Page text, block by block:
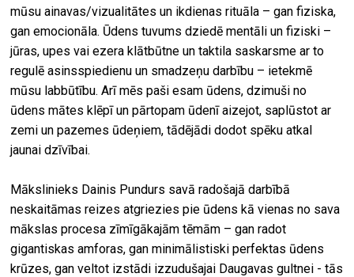
mūsu ainavas/vizualitātes un ikdienas rituāla – gan fiziska,
gan emocionāla. Ūdens tuvums dziedē mentāli un fiziski –
jūras, upes vai ezera klātbūtne un taktila saskarsme ar to
regulē asinsspiedienu un smadzeņu darbību – ietekmē
mūsu labbūtību. Arī mēs paši esam ūdens, dzimuši no
ūdens mātes klēpī un pārtopam ūdenī aizejot, saplūstot ar
zemi un pazemes ūdeņiem, tādējādi dodot spēku atkal
jaunai dzīvībai.
Mākslinieks Dainis Pundurs savā radošajā darbībā
neskaitāmas reizes atgriezies pie ūdens kā vienas no sava
mākslas procesa zīmīgākajām tēmām – gan radot
gigantiskas amforas, gan minimālistiski perfektas ūdens
krūzes, gan veltot izstādi izzudušajai Daugavas gultnei - tās